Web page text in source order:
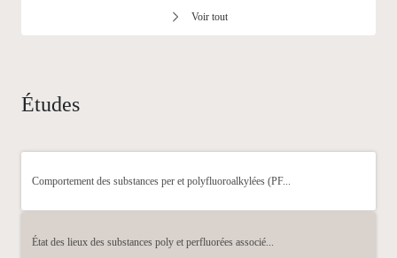
Voir tout
Études
Comportement des substances per et polyfluoroalkylées (PF...
État des lieux des substances poly et perfluorées associé...